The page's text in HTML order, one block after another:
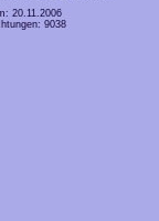
20.11.2006
9038